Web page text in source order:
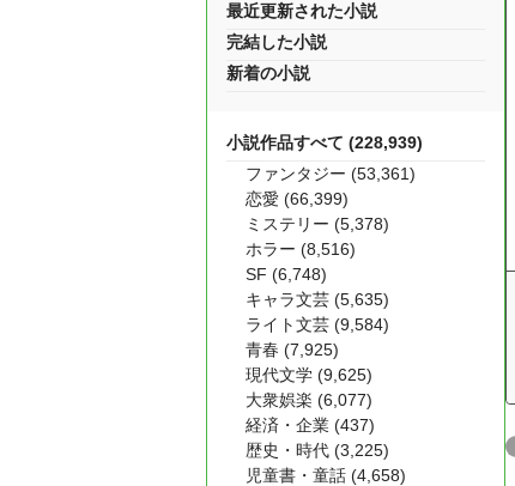
最近更新された小説
完結した小説
新着の小説
小説作品すべて (228,939)
ファンタジー (53,361)
恋愛 (66,399)
ミステリー (5,378)
ホラー (8,516)
SF (6,748)
キャラ文芸 (5,635)
ライト文芸 (9,584)
青春 (7,925)
現代文学 (9,625)
大衆娯楽 (6,077)
経済・企業 (437)
歴史・時代 (3,225)
児童書・童話 (4,658)